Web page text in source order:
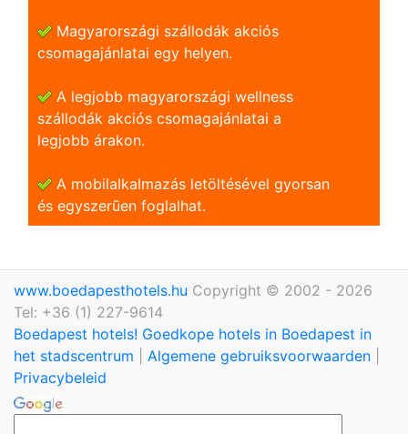
Magyarországi szállodák akciós
csomagajánlatai egy helyen.
A legjobb magyarországi wellness
szállodák akciós csomagajánlatai a
legjobb árakon.
A mobilalkalmazás letöltésével gyorsan
és egyszerũen foglalhat.
www.boedapesthotels.hu Copyright © 2002 - 2026
Tel: +36 (1) 227-9614
Boedapest hotels! Goedkope hotels in Boedapest in
het stadscentrum
Algemene gebruiksvoorwaarden
Privacybeleid